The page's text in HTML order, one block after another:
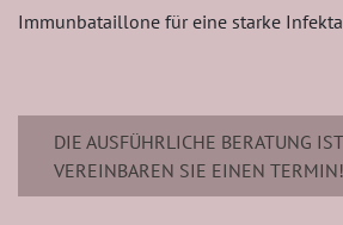
Immunbataillone für eine starke
DIE AUSFÜHRLICHE BERATUNG
VEREINBAREN SIE EINEN TERMIN!